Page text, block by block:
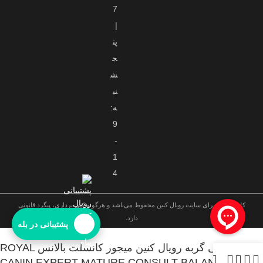
7
|
پن
ج
ش
نب
ه:
9
-
1
4
کلیه حقوق برای سایت رویال کنین محفوظ می‌باشد و هرگونه کپی برداری، پیگرد قانونی
دارد.
غذای درمانی گربه رویال کنین میجور کانسلت بالانس ROYAL
پشتیبانی در بله